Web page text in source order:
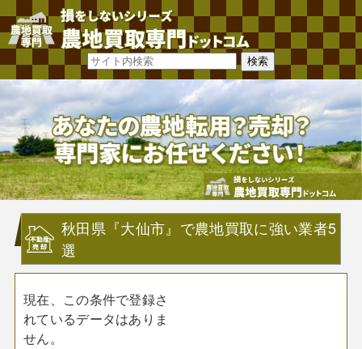
秋田県『大仙市』で農地買取に強い業者5
選
現在、この条件で登録さ
れているデータはありま
せん。